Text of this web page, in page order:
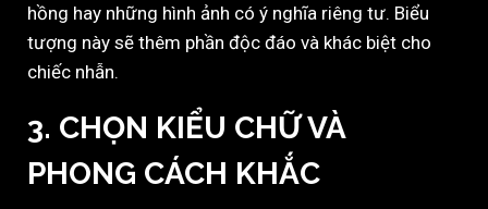
hồng hay những hình ảnh có ý nghĩa riêng tư. Biểu
tượng này sẽ thêm phần độc đáo và khác biệt cho
chiếc nhẫn.
3. CHỌN KIỂU CHỮ VÀ
PHONG CÁCH KHẮC